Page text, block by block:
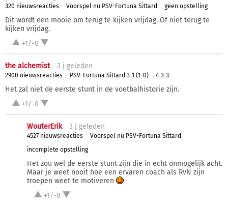
320 nieuwsreacties Voorspel nu PSV-Fortuna Sittard geen opstelling
Dit wordt een mooie om terug te kijken vrijdag. Of niet terug te
kijken vrijdag.
+1/-0
the alchemist 3 j geleden
2900 nieuwsreacties PSV-Fortuna Sittard 3-1 (1-0) 4-3-3
Het zal niet de eerste stunt in de voetbalhistorie zijn.
+1/-0
WouterErik 3 j geleden
4527 nieuwsreacties
Voorspel nu PSV-Fortuna Sittard
incomplete opstelling
Het zou wel de eerste stunt zijn die in echt onmogelijk acht.
Maar je weet nooit hoe een ervaren coach als RvN zijn
troepen weet te motiveren
+1/-0